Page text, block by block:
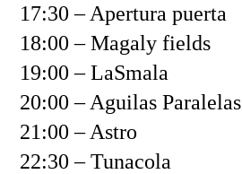
17:30 – Apertura puerta
18:00 – Magaly fields
19:00 – LaSmala
20:00 – Aguilas Paralelas
21:00 – Astro
22:30 – Tunacola